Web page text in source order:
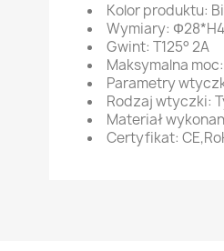
Kolor produktu:
Wymiary:
Gwint: T125° 2A
Maksymalna
Parametry
Rodzaj wtyczki:
Materiał
Certyfikat: